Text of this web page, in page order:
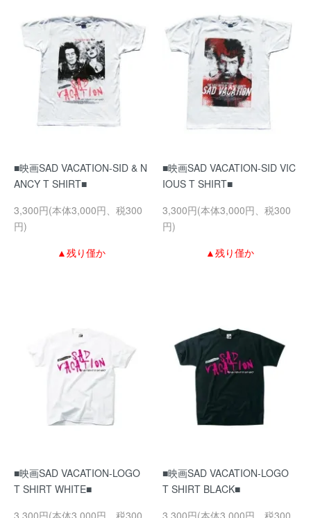
■映画SAD VACATION-SID & N
ANCY T SHIRT■
3,300円(本体3,000円、税300
円)
▲残り僅か
■映画SAD VACATION-SID VIC
IOUS T SHIRT■
3,300円(本体3,000円、税300
円)
▲残り僅か
■映画SAD VACATION-LOGO
T SHIRT WHITE■
3,300円(本体3,000円、税300
■映画SAD VACATION-LOGO
T SHIRT BLACK■
3,300円(本体3,000円、税300